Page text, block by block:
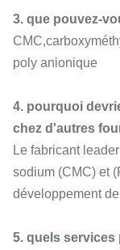
3. que pouvez-
poly anionique
4. pourquoi
chez d'autres
Le fabricant
sodium (CMC) et
développement
5. quels